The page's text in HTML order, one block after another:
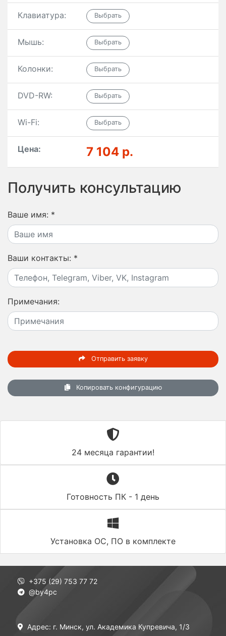
Клавиатура:
Мышь:
Колонки:
DVD-RW:
Wi-Fi:
Цена: 7 104 р.
Получить консультацию
Ваше имя: *
Ваши контакты: *
Примечания:
Отправить заявку
Копировать конфигурацию
24 месяца гарантии!
Готовность ПК - 1 день
Установка ОС, ПО в комплекте
+375 (29) 753 77 72
@by4pc
Адрес: г. Минск, ул. Академика Купревича, 1/3